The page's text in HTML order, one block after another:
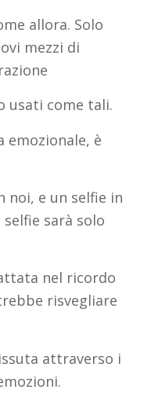
allora. Solo
mezzi di
usati come tali.
emozionale, è
noi, e un selfie in
sarà solo
nel ricordo
risvegliare
attraverso i